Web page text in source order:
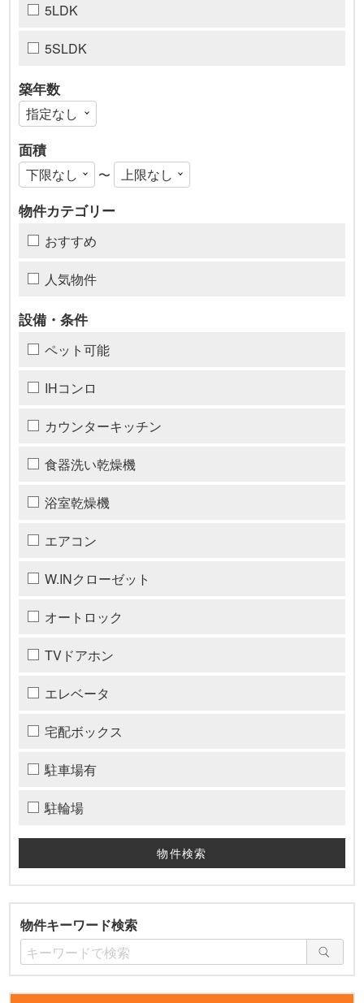
5LDK
5SLDK
築年数
面積
〜
物件カテゴリー
おすすめ
人気物件
設備・条件
ペット可能
IHコンロ
カウンターキッチン
食器洗い乾燥機
浴室乾燥機
エアコン
W.INクローゼット
オートロック
TVドアホン
エレベータ
宅配ボックス
駐車場有
駐輪場
物件キーワード検索